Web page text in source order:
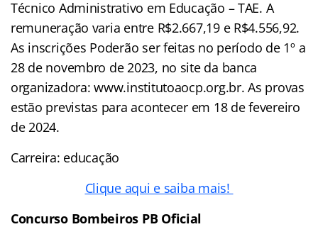
Técnico Administrativo em Educação – TAE. A
remuneração varia entre R$2.667,19 e R$4.556,92.
As inscrições Poderão ser feitas no período de 1º a
28 de novembro de 2023, no site da banca
organizadora: www.institutoaocp.org.br. As provas
estão previstas para acontecer em 18 de fevereiro
de 2024.
Carreira: educação
Clique aqui e saiba mais!
ConcursoBombeiros PB Oficial